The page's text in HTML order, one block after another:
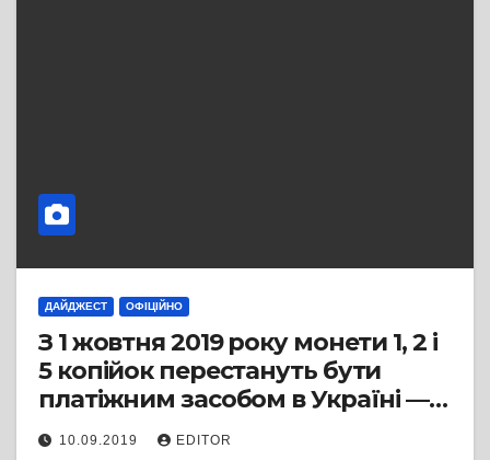
ДАЙДЖЕСТ ОФІЦІЙНО
З 1 жовтня 2019 року монети 1, 2 і
5 копійок перестануть бути
платіжним засобом в Україні —
НБУ
10.09.2019 EDITOR